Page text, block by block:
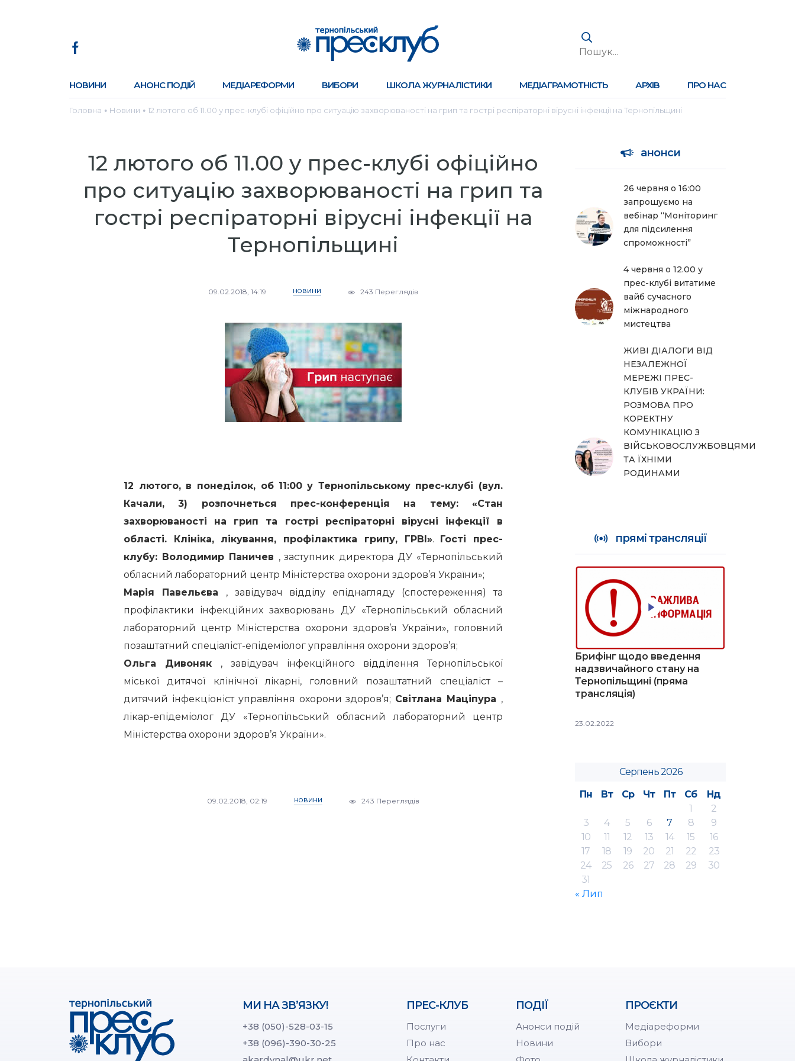
НОВИНИ АНОНС ПОДІЙ МЕДІАРЕФОРМИ ВИБОРИ ШКОЛА ЖУРНАЛІСТИКИ МЕДІАГРАМОТНІСТЬ АРХІВ ПРО НАС
Головна ● Новини ● 12 лютого об 11.00 у прес-клубі офіційно про ситуацію захворюваності на грип та гострі респіраторні вірусні інфекції на Тернопільщині
12 лютого об 11.00 у прес-клубі офіційно
про ситуацію захворюваності на грип та
гострі респіраторні вірусні інфекції на
Тернопільщині
09.02.2018, 14:19 НОВИНИ 243 Переглядів
12 лютого, в понеділок, об 11:00 у Тернопільському прес-клубі (вул.
Качали, 3) розпочнеться прес-конференція на тему: «Стан
захворюваності на грип та гострі респіраторні вірусні інфекції в
області. Клініка, лікування, профілактика грипу, ГРВІ». Гості прес-
клубу: Володимир Паничев , заступник директора ДУ «Тернопільський
обласний лабораторний центр Міністерства охорони здоров’я України»;
Марія Павельєва , завідувач відділу епіднагляду (спостереження) та
профілактики інфекційних захворювань ДУ «Тернопільський обласний
лабораторний центр Міністерства охорони здоров’я України», головний
позаштатний спеціаліст-епідеміолог управління охорони здоров’я;
Ольга Дивоняк , завідувач інфекційного відділення Тернопільської
міської дитячої клінічної лікарні, головний позаштатний спеціаліст –
дитячий інфекціоніст управління охорони здоров’я; Світлана Маціпура ,
лікар-епідеміолог ДУ «Тернопільський обласний лабораторний центр
Міністерства охорони здоров’я України».
09.02.2018, 02:19 НОВИНИ 243 Переглядів
анонси
26 червня о 16:00
запрошуємо на
вебінар “Моніторинг
для підсилення
спроможності”
4 червня о 12.00 у
прес-клубі витатиме
вайб сучасного
міжнародного
мистецтва
ЖИВІ ДІАЛОГИ ВІД
НЕЗАЛЕЖНОЇ
МЕРЕЖІ ПРЕС-
КЛУБІВ УКРАЇНИ:
РОЗМОВА ПРО
КОРЕКТНУ
КОМУНІКАЦІЮ З
ВІЙСЬКОВОСЛУЖБОВЦЯМИ
ТА ЇХНІМИ
РОДИНАМИ
прямі трансляції
Брифінг щодо введення
надзвичайного стану на
Тернопільщині (пряма
трансляція)
23.02.2022
Серпень 2026
Пн
Вт Ср Чт Пт Сб
Нд
1
2
3
4 5 6 7 8
9
10
11 12 13 14 15
16
17
18 19 20 21 22
23
24
25 26 27 28 29
30
31
« Лип
МИ НА ЗВ’ЯЗКУ!
+38 (050)-528-03-15
+38 (096)-390-30-25
ПРЕС-КЛУБ
Послуги
Про нас
ПОДІЇ
Анонси подій
Новини
ПРОЄКТИ
Медіареформи
Вибори